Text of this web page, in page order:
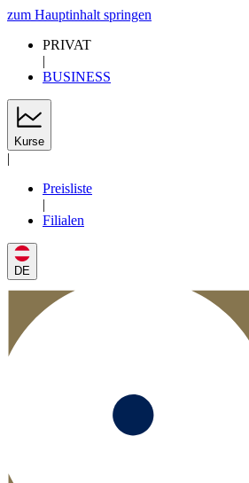
zum Hauptinhalt springen
PRIVAT
|
BUSINESS
Kurse
|
Preisliste
|
Filialen
DE